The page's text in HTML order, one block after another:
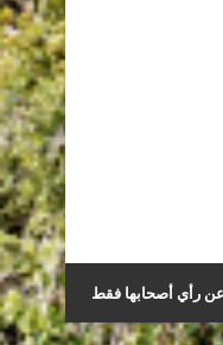
عن رأي أصحابها فقط